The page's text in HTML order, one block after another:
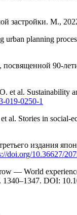
застройки. М.,
planning
90-
et al.
019-0250-1
al. Stories in
издания
doi.org/10.36627/
— World
1340–1347. DOI: